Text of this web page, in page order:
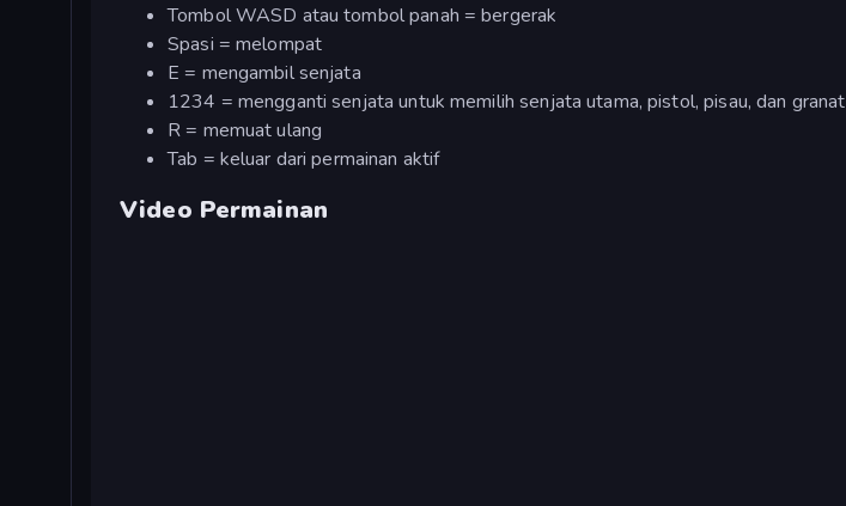
Tombol WASD atau tombol panah = bergerak
Spasi = melompat
E = mengambil senjata
1234 = mengganti senjata untuk memilih senjata utama, pistol, pisau, dan granat
R = memuat ulang
Tab = keluar dari permainan aktif
Video Permainan